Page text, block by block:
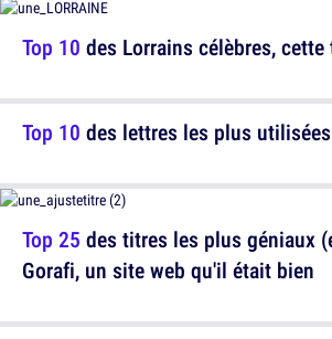
Top 10 des lettres les plus
Top 10 des Lorrains célèbres,
Top 25 des titres les plus géniaux
Gorafi, un site web qu'il était bien